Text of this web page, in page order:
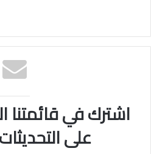
اشترك في قائمتنا
على